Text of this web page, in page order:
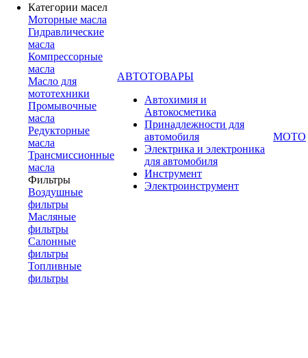
Категории масел
Моторные масла
Гидравлические
масла
Компрессорные
масла
Масло для
мототехники
Промывочные
масла
Редукторные
масла
Трансмиссионные
масла
Фильтры
Воздушные
фильтры
Масляные
фильтры
Салонные
фильтры
Топливные
фильтры
АВТОТОВАРЫ
Автохимия и
Автокосметика
Принадлежности для
автомобиля
Электрика и электроника
для автомобиля
Инструмент
Электроинструмент
МОТО